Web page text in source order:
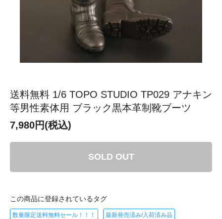
送料無料 1/6 TOPO STUDIO TP029 アナキン
等男性素体用 ブラック黒本革制靴ブーツ
7,980円(税込)
SOLD OUT
この商品に登録されているタグ
数量限定送料無料セール！！！ 最新発売済み/入荷済み品